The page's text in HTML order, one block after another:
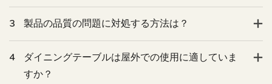
3 製品の品質の問題に対処する方法は？
4
ダイニングテーブルは屋外での使用に適していま
すか？